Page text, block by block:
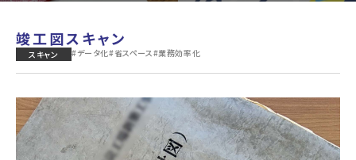
周年オリジナルミニハンカチ＆記念
その他
#オリジナル #オーダーメイド #ノベルティ
#大判印刷 #販促PR #視認性向上
竣工図スキャン
スキャン #データ化#省スペース #業務効率化